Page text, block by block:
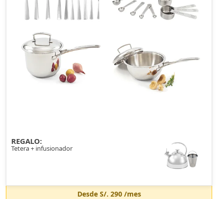
REGALO:
Tetera + infusionador
Desde S/. 290/mes